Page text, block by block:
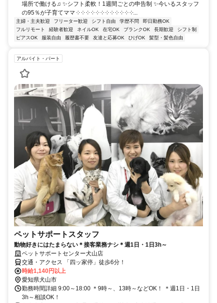
場所で働ける♫ ✨シフト柔軟！1週間ごとの申告制 ✨今いるスタッフ
の95％が子育てママ ༶ ༶ ༶ ༶ ༶ ༶ ༶ ༶ ༶ ༶ ༶ ༶...
主婦・主夫歓迎 フリーター歓迎 シフト自由 学歴不問
即日勤務OK
フルリモート
経験者歓迎 ネイルOK 在宅OK ブランクOK 長期歓迎
シフト制
ピアスOK
服装自由 履歴書不要 友達と応募OK ひげOK 髪型・髪色自由
アルバイト・パート
ペットサポートスタッフ
動物好きにはたまらない＊接客業務ナシ＊週1日・1日3h～
ペットサポートセンター犬山店
交通・アクセス 「四ッ家停」徒歩6分！
時給1,140円以上
愛知県犬山市
勤務時間詳細 9:00～18:00 ＊9時～、13時～などOK！ ＊週1日・1日
3h～相談OK！